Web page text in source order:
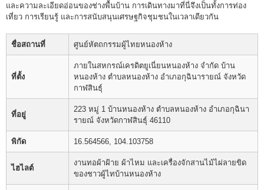
และความละเอียดอ่อนของช่างพื้นบ้าน การเดินทางมาที่นี่จึงเป็นทั้งการท่อง
เที่ยว การเรียนรู้ และการสนับสนุนเศรษฐกิจชุมชนในเวลาเดียวกัน
ชื่อสถานที่ ศูนย์หัตถกรรมผู้ไทยหนองห้าง
ที่ตั้ง
ภายในสหกรณ์เครดิตยูเนี่ยนหนองห้าง จำกัด บ้าน
หนองห้าง ตำบลหนองห้าง อำเภอกุฉินารายณ์ จังหวัด
กาฬสินธุ์
ที่อยู่
223 หมู่ 1 บ้านหนองห้าง ตำบลหนองห้าง อำเภอกุฉินา
รายณ์ จังหวัดกาฬสินธุ์ 46110
พิกัด 16.564566, 104.103758
ไฮไลต์
งานทอผ้าฝ้าย ผ้าไหม และเครื่องจักสานไม้ไผ่ลายขิด
ของชาวผู้ไทบ้านหนองห้าง